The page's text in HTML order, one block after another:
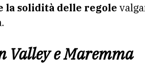
la solidità delle regole
e Maremma